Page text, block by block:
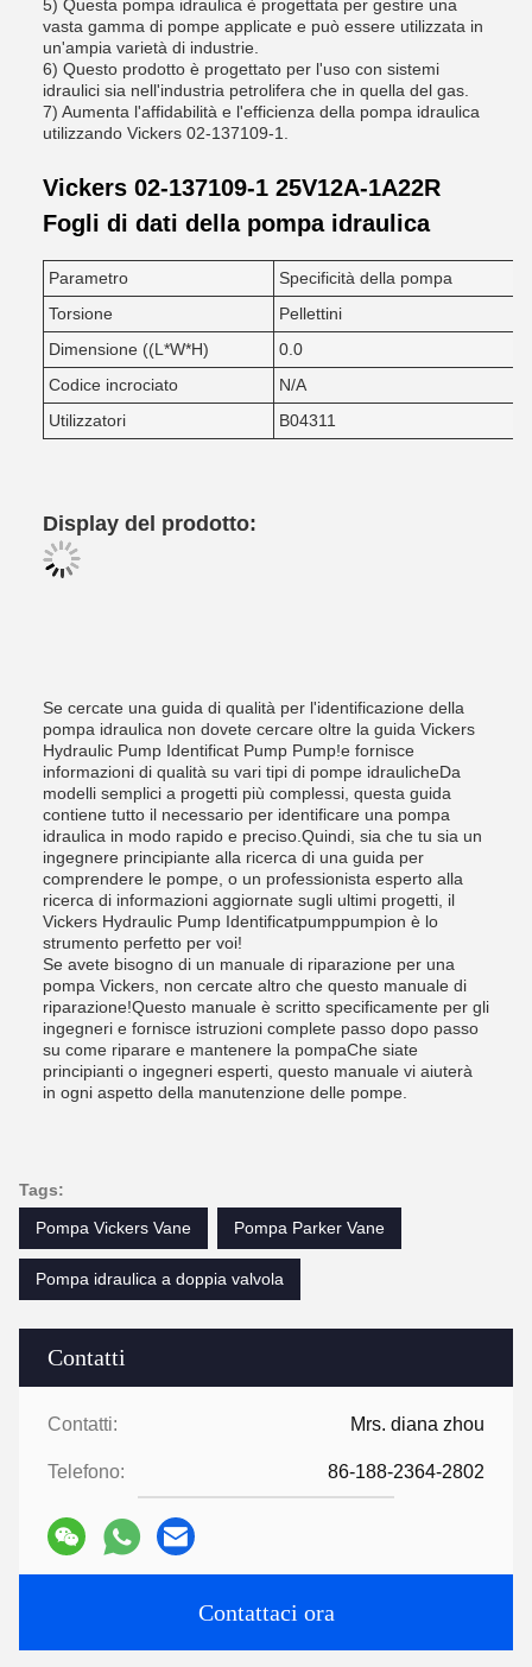
Contatti
Contatti: Mrs. diana zhou
Telefono: 86-188-2364-2802
Contattaci ora
5) Questa pompa idraulica è progettata per gestire una
vasta gamma di pompe applicate e può essere utilizzata in
un'ampia varietà di industrie.
6) Questo prodotto è progettato per l'uso con sistemi
idraulici sia nell'industria petrolifera che in quella del gas.
7) Aumenta l'affidabilità e l'efficienza della pompa idraulica
utilizzando Vickers 02-137109-1.
Vickers 02-137109-1 25V12A-1A22R
Fogli di dati della pompa idraulica
Parametro
Specificità della pompa
Torsione
Pellettini
Dimensione ((L*W*H)
0.0
Codice incrociato
N/A
Utilizzatori
B04311
Display del prodotto:
Se cercate una guida di qualità per l'identificazione della
pompa idraulica non dovete cercare oltre la guida Vickers
Hydraulic Pump Identificat Pump Pump!e fornisce
informazioni di qualità su vari tipi di pompe idraulicheDa
modelli semplici a progetti più complessi, questa guida
contiene tutto il necessario per identificare una pompa
idraulica in modo rapido e preciso.Quindi, sia che tu sia un
ingegnere principiante alla ricerca di una guida per
comprendere le pompe, o un professionista esperto alla
ricerca di informazioni aggiornate sugli ultimi progetti, il
Vickers Hydraulic Pump Identificatpumppumpion è lo
strumento perfetto per voi!
Se avete bisogno di un manuale di riparazione per una
pompa Vickers, non cercate altro che questo manuale di
riparazione!Questo manuale è scritto specificamente per gli
ingegneri e fornisce istruzioni complete passo dopo passo
su come riparare e mantenere la pompaChe siate
principianti o ingegneri esperti, questo manuale vi aiuterà
in ogni aspetto della manutenzione delle pompe.
Tags:
Pompa Vickers Vane
Pompa Parker Vane
Pompa idraulica a doppia valvola